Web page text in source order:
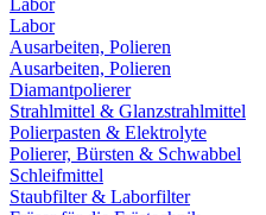
Labor
Labor
Ausarbeiten, Polieren
Ausarbeiten, Polieren
Diamantpolierer
Strahlmittel & Glanzstrahlmittel
Polierpasten & Elektrolyte
Polierer, Bürsten & Schwabbel
Schleifmittel
Staubfilter & Laborfilter